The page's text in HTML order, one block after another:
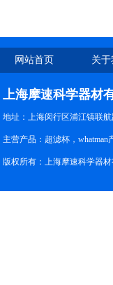
网站首页 关
上海摩速科学器材
地址：上海闵行区浦江镇联航
主营产品：超滤杯，
版权所有：上海摩速科学器